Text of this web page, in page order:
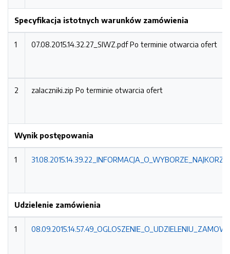
Specyfikacja istotnych warunków zamówienia
1 07.08.2015.14.32.27_SIWZ.pdfPo terminie otwarcia ofert
2 zalaczniki.zip Po terminie otwarcia ofert
Wynik postępowania
1
Udzielenie zamówienia
1